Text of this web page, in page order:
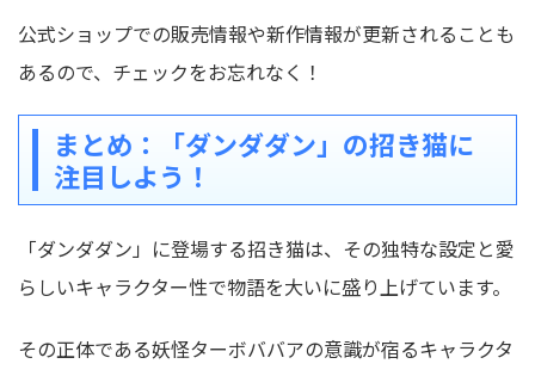
公式ショップでの販売情報や新作情報が更新されることも
あるので、チェックをお忘れなく！
まとめ：「ダンダダン」の招き猫に
注目しよう！
「ダンダダン」に登場する招き猫は、その独特な設定と愛
らしいキャラクター性で物語を大いに盛り上げています。
その正体である妖怪ターボババアの意識が宿るキャラクタ